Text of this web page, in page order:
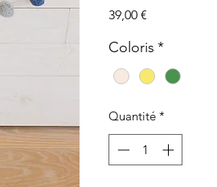
39,00 €
Coloris *
Quantité *